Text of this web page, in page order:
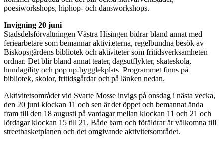
poesiworkshops, hiphop- och dansworkshops.
Invigning 20 juni
Stadsdelsförvaltningen Västra Hisingen bidrar bland annat med
feriearbetare som bemannar aktiviteterna, regelbundna besök av
Biskopsgårdens bibliotek och aktiviteter som fritidsverksamheten
ordnar. Det blir bland annat teater, dagsutflykter, skateskola,
hundagility och pop up-bygglekplats. Programmet finns på
bibliotek, skolor, fritidsgårdar och på länken nedan.
Aktivitetsområdet vid Svarte Mosse invigs på onsdag i nästa vecka,
den 20 juni klockan 11 och sen är det öppet och bemannat ända
fram till den 18 augusti på vardagar mellan klockan 11 och 21 och
lördagar klockan 15 till 21. Både barn och föräldrar är välkomna till
streetbasketplanen och det omgivande aktivitetsområdet.